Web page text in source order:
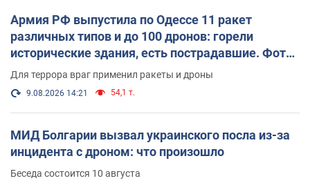
Армия РФ выпустила по Одессе 11 ракет
различных типов и до 100 дронов: горели
исторические здания, есть пострадавшие. Фото
и видео
Для террора враг применил ракеты и дроны
9.08.2026 14:21 54,1 т.
МИД Болгарии вызвал украинского посла из-за
инцидента с дроном: что произошло
Беседа состоится 10 августа